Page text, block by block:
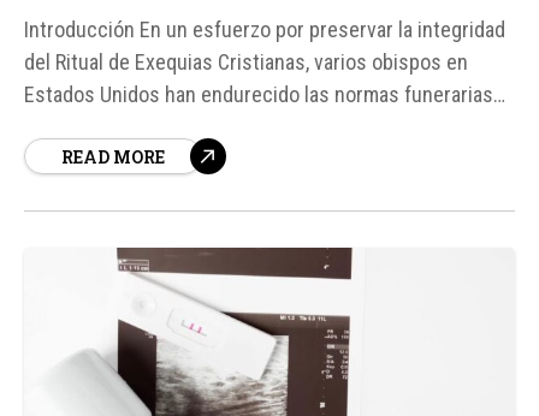
Introducción En un esfuerzo por preservar la integridad
del Ritual de Exequias Cristianas, varios obispos en
Estados Unidos han endurecido las normas funerarias
los funerales católicos se ajusten estrictamente a las
READ MORE